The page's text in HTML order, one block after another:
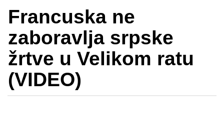
Francuska ne
zaboravlja srpske
žrtve u Velikom ratu
(VIDEO)